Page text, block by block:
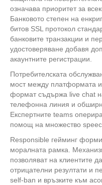
означава приоритет за
Банковото степен на
битов SSL протокол
банковите транзакции и
удостоверяване добавя
акаунтните регистрации.
Потребителската
мост между платформата
формат съдържа live chat
телефонна линия и
Експертните teams
помощ на множество
Responsible гейминг
моралната рамка.
позволяват на клиентите
отрицателни резултати и
self-ban и връзките към